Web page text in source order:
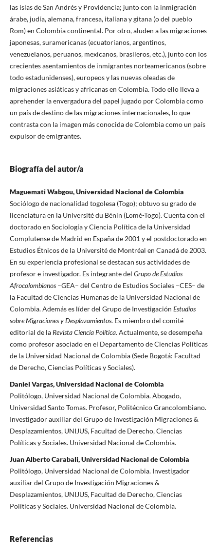
las islas de San Andrés y Providencia; junto con la inmigración
árabe, judía, alemana, francesa, italiana y gitana (o del pueblo
Rom) en Colombia continental. Por otro, aluden a las migraciones
japonesas, suramericanas (ecuatorianos, argentinos,
venezuelanos, peruanos, mexicanos, brasileros, etc.), junto con los
crecientes asentamientos de inmigrantes norteamericanos (sobre
todo estadunidenses), europeos y las nuevas oleadas de
migraciones asiáticas y africanas en Colombia. Todo ello lleva a
aprehender la envergadura del papel jugado por Colombia como
un país de destino de las migraciones internacionales, lo que
contrasta con la imagen más conocida de Colombia como un país
expulsor de emigrantes.
Biografía del autor/a
Maguemati Wabgou, Universidad Nacional de Colombia
Sociólogo de nacionalidad togolesa (Togo); obtuvo su grado de
licenciatura en la Université du Bénin (Lomé-Togo). Cuenta con el
doctorado en Sociología y Ciencia Política de la Universidad
Complutense de Madrid en España de 2001 y el postdoctorado en
Estudios Étnicos de la Université de Montréal en Canadá de 2003.
En su experiencia profesional se destacan sus actividades de
profesor e investigador. Es integrante del Grupo de Estudios
Afrocolombianos–GEA– del Centro de Estudios Sociales –CES– de
la Facultad de Ciencias Humanas de la Universidad Nacional de
Colombia. Además es líder del Grupo de Investigación Estudios
sobre Migraciones y Desplazamientos. Es miembro del comité
editorial de la Revista Ciencia Política. Actualmente, se desempeña
como profesor asociado en el Departamento de Ciencias Políticas
de la Universidad Nacional de Colombia (Sede Bogotá: Facultad
de Derecho, Ciencias Políticas y Sociales).
Daniel Vargas, Universidad Nacional de Colombia
Politólogo, Universidad Nacional de Colombia. Abogado,
Universidad Santo Tomas. Profesor, Politécnico Grancolombiano.
Investigador auxiliar del Grupo de Investigación Migraciones &
Desplazamientos, UNIJUS, Facultad de Derecho, Ciencias
Políticas y Sociales. Universidad Nacional de Colombia.
Juan Alberto Carabali, Universidad Nacional de Colombia
Politólogo, Universidad Nacional de Colombia. Investigador
auxiliar del Grupo de Investigación Migraciones &
Desplazamientos, UNIJUS, Facultad de Derecho, Ciencias
Políticas y Sociales. Universidad Nacional de Colombia.
Referencias